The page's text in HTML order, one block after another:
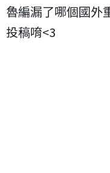
魯編漏了哪個國外
投稿唷<3